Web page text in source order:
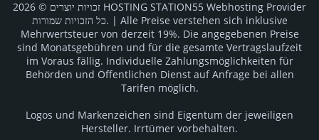
זכויות יוצרים © 2026 HOSTING STATION55 Webhosting Provider
כל הזכויות שמורות. | Alle Preise verstehen sich inklusive
Mehrwertsteuer von derzeit 19%. Die angegebenen Preise
sind Monatsgebühren und für die gesamte Vertragslaufzeit
im Voraus fällig. Individuelle Zahlungsmöglichkeiten für
Behörden und Öffentlichen Dienst auf Anfrage bei allen
Tarifen möglich.
Logos und Markenzeichen sind Eigentum der jeweiligen
Hersteller. Irrtümer vorbehalten.